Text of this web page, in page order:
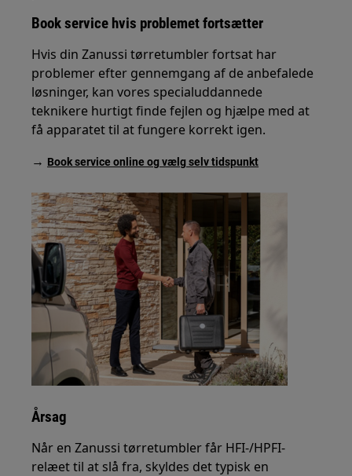
Book service hvis problemet fortsætter
Hvis din Zanussi tørretumbler fortsat har
problemer efter gennemgang af de anbefalede
løsninger, kan vores specialuddannede
teknikere hurtigt finde fejlen og hjælpe med at
få apparatet til at fungere korrekt igen.
→ Book service online og vælg selv tidspunkt
Årsag
Når en Zanussi tørretumbler får HFI-/HPFI-
relæet til at slå fra, skyldes det typisk en